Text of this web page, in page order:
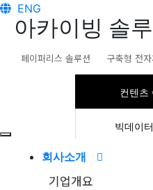
ENG
회사소개
기업개요
아카이빙 솔
페이퍼리스 솔루션 구축형 전
컨텐츠
빅데이
컨텐츠아카이